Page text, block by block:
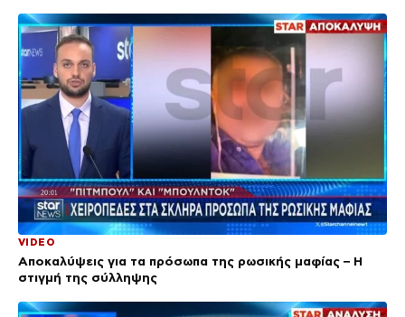
VIDEO
Αποκαλύψεις για τα πρόσωπα της ρωσικής μαφίας – Η
στιγμή της σύλληψης